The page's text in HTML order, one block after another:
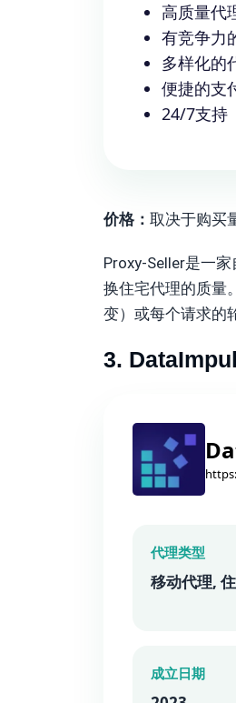
高质量代
有竞争力
多样化的
便捷的支
24/7支持
价格： 取决于购买
Proxy-Seller是一
换住宅代理的质量
变）或每个请求的
3.
代理类型
移动代理,
成立日期